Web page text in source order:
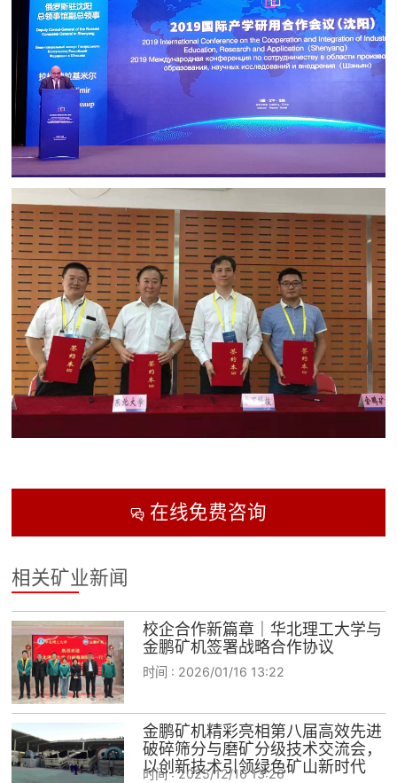
在线免费咨询
相关矿业新闻
校企合作新篇章｜华北理工大学与
金鹏矿机签署战略合作协议
时间 : 2026/01/16 13:22
金鹏矿机精彩亮相第八届高效先进
破碎筛分与磨矿分级技术交流会，
以创新技术引领绿色矿山新时代
时间 :2025/12/16 13:26